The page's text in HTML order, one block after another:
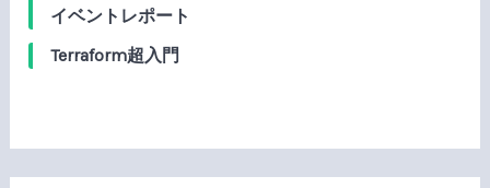
イベントレポート
Terraform超入門